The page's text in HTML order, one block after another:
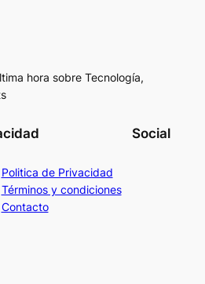
hora sobre Tecnología,
Politica de Privacidad
Términos y condiciones
Contacto
Social